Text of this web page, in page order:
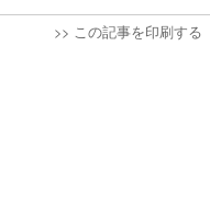
>> この記事を印刷する